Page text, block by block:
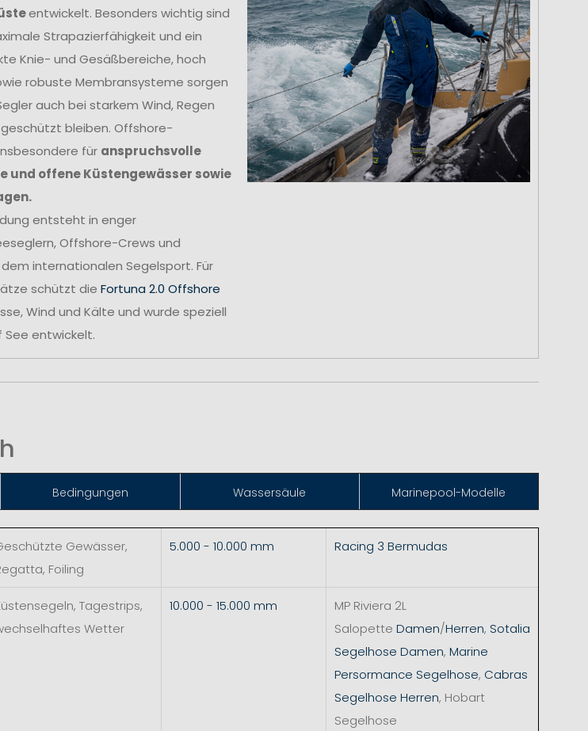
entwickelt. Besonders wichtig sind
Strapazierfähigkeit und ein
Knie- und Gesäßbereiche, hoch
robuste Membransysteme sorgen
auch bei starkem Wind, Regen
bleiben. Offshore-
für anspruchsvolle
und offene Küstengewässer sowie
entsteht in enger
Offshore-Crews und
internationalen Segelsport. Für
schützt die Fortuna 2.0 Offshore
Wind und Kälte und wurde speziell
See entwickelt.
Bedingungen Wassersäule Marinepool-Modelle
Gewässer,
Foiling
5.000 - 10.000 mm Racing 3 Bermudas
Tagestrips,
Wetter
10.000 - 15.000 mm
MP Riviera 2L
Salopette Damen/Herren, Sotalia
Segelhose Damen, Marine
Persormance Segelhose, Cabras
Segelhose Herren, Hobart
Segelhose